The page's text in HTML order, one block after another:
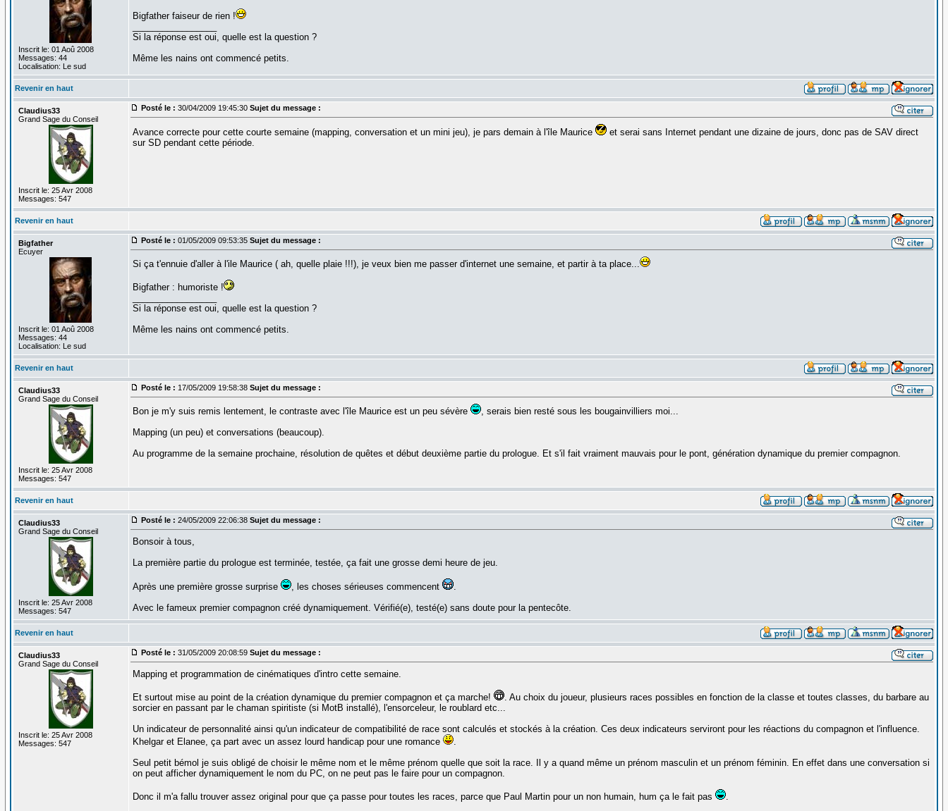
Inscrit le: 01 Aoû 2008
Messages: 44
Localisation: Le sud
Bigfather faiseur de rien !
Si la réponse est oui, quelle est la question ?
Même les nains ont commencé petits.
Revenir en haut
Claudius33
Grand Sage du Conseil
Inscrit le: 25 Avr 2008
Messages: 547
Posté le : 30/04/2009 19:45:30 Sujet du message :
Avance correcte pour cette courte semaine (mapping, conversation et un mini jeu), je pars demain à l'île Maurice
et serai sans Internet pendant une dizaine de jours, donc pas de SAV direct
sur SD pendant cette période.
Revenir en haut
Bigfather
Ecuyer
Inscrit le: 01 Aoû 2008
Messages: 44
Localisation: Le sud
Posté le : 01/05/2009 09:53:35 Sujet du message :
Si ça t'ennuie d'aller à l'ile Maurice ( ah, quelle plaie !!!), je veux bien me passer d'internet une semaine, et partir à ta place...
Bigfather : humoriste !
Si la réponse est oui, quelle est la question ?
Même les nains ont commencé petits.
Revenir en haut
Claudius33
Grand Sage du Conseil
Inscrit le: 25 Avr 2008
Messages: 547
Posté le : 17/05/2009 19:58:38 Sujet du message :
Bon je m'y suis remis lentement, le contraste avec l'île Maurice est un peu sévère
, serais bien resté sous les bougainvilliers moi...
Mapping (un peu) et conversations (beaucoup).
Au programme de la semaine prochaine, résolution de quêtes et début deuxième partie du prologue. Et s'il fait vraiment mauvais pour le pont, génération dynamique du premier compagnon.
Revenir en haut
Claudius33
Grand Sage du Conseil
Inscrit le: 25 Avr 2008
Messages: 547
Posté le : 24/05/2009 22:06:38 Sujet du message :
Bonsoir à tous,
La première partie du prologue est terminée, testée, ça fait une grosse demi heure de jeu.
Après une première grosse surprise , les choses sérieuses commencent
.
Avec le fameux premier compagnon créé dynamiquement. Vérifié(e), testé(e) sans doute pour la pentecôte.
Revenir en haut
Claudius33
Grand Sage du Conseil
Inscrit le: 25 Avr 2008
Messages: 547
Posté le : 31/05/2009 20:08:59 Sujet du message :
Mapping et programmation de cinématiques d'intro cette semaine.
Et surtout mise au point de la création dynamique du premier compagnon et ça marche!
. Au choix du joueur, plusieurs races possibles en fonction de la classe et toutes classes, du barbare au
sorcier en passant par le chaman spiritiste (si MotB installé), l'ensorceleur, le roublard etc...
Un indicateur de personnalité ainsi qu'un indicateur de compatibilité de race sont calculés et stockés à la création. Ces deux indicateurs serviront pour les réactions du compagnon et l'influence.
Khelgar et Elanee, ça part avec un assez lourd handicap pour une romance
.
Seul petit bémol je suis obligé de choisir le même nom et le même prénom quelle que soit la race. Il y a quand même un prénom masculin et un prénom féminin. En effet dans une conversation si
on peut afficher dynamiquement le nom du PC, on ne peut pas le faire pour un compagnon.
Donc il m'a fallu trouver assez original pour que ça passe pour toutes les races, parce que Paul Martin pour un non humain, hum ça le fait pas
.